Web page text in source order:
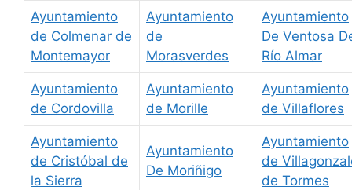
Ayuntamiento
de Colmenar de
Montemayor
Ayuntamiento
de
Morasverdes
Ayuntamiento
De Ventosa
Río Almar
Ayuntamiento
de Cordovilla
Ayuntamiento
de Morille
Ayuntamiento
de Villaflores
Ayuntamiento
de Cristóbal de
la Sierra
Ayuntamiento
De Moriñigo
Ayuntamiento
de
de Tormes